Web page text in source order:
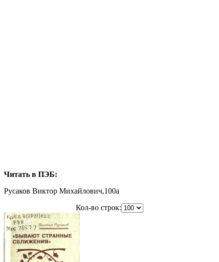
Читать в ПЭБ:
Русаков Виктор Михайлович,100a
Кол-во строк: